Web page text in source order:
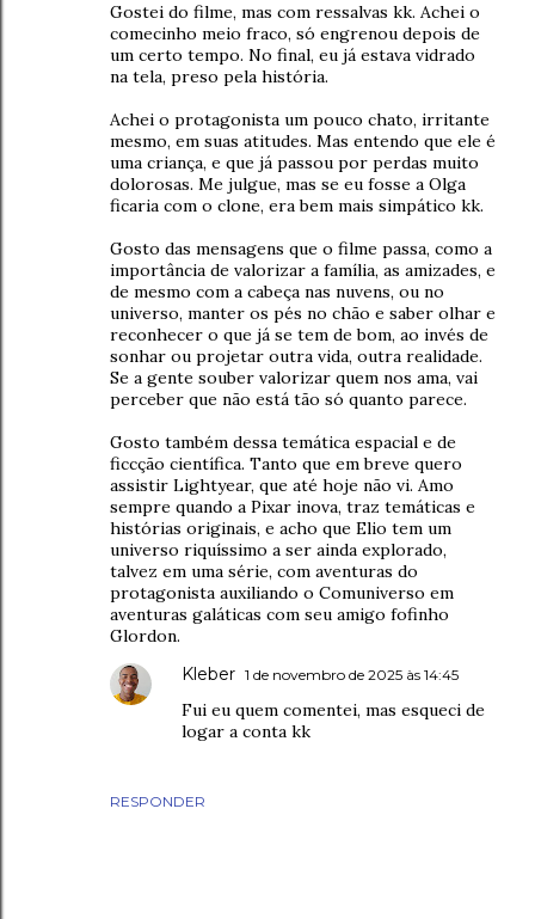
Gostei do filme, mas com ressalvas kk. Achei o
comecinho meio fraco, só engrenou depois de
um certo tempo. No final, eu já estava vidrado
na tela, preso pela história.
Achei o protagonista um pouco chato, irritante
mesmo, em suas atitudes. Mas entendo que ele é
uma criança, e que já passou por perdas muito
dolorosas. Me julgue, mas se eu fosse a Olga
ficaria com o clone, era bem mais simpático kk.
Gosto das mensagens que o filme passa, como a
importância de valorizar a família, as amizades, e
de mesmo com a cabeça nas nuvens, ou no
universo, manter os pés no chão e saber olhar e
reconhecer o que já se tem de bom, ao invés de
sonhar ou projetar outra vida, outra realidade.
Se a gente souber valorizar quem nos ama, vai
perceber que não está tão só quanto parece.
Gosto também dessa temática espacial e de
ficcção científica. Tanto que em breve quero
assistir Lightyear, que até hoje não vi. Amo
sempre quando a Pixar inova, traz temáticas e
histórias originais, e acho que Elio tem um
universo riquíssimo a ser ainda explorado,
talvez em uma série, com aventuras do
protagonista auxiliando o Comuniverso em
aventuras galáticas com seu amigo fofinho
Glordon.
RESPONDER
Kleber 1 de novembro de 2025 às 14:45
Fui eu quem comentei, mas esqueci de
logar a conta kk